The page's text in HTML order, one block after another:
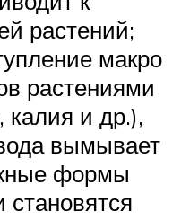
растений;
макро
растениями
калия и др.),
вымывает
формы
становятся